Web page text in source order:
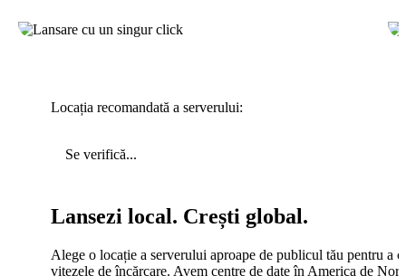
Locația recomandată a serverului:
Se verifică...
Lansezi local. Crești global.
Alege o locație a serverului aproape de publicul tău pentru a
vitezele de încărcare. Avem centre de date în America de